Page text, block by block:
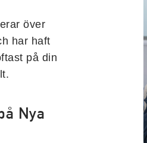
över
har haft
på din
Nya